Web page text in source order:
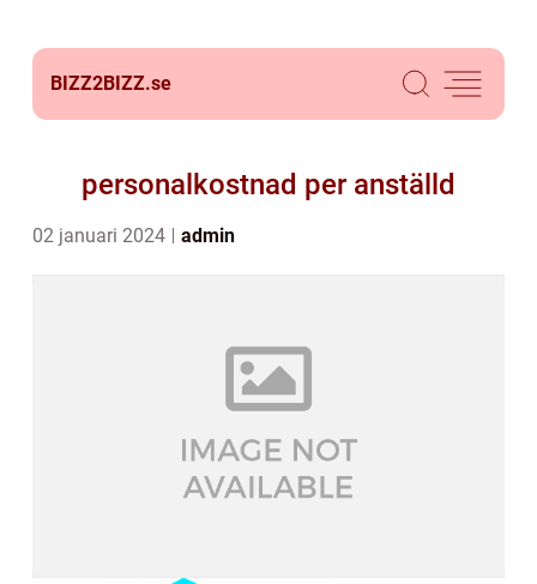
BIZZ2BIZZ.se
personalkostnad per anställd
02 januari 2024 admin